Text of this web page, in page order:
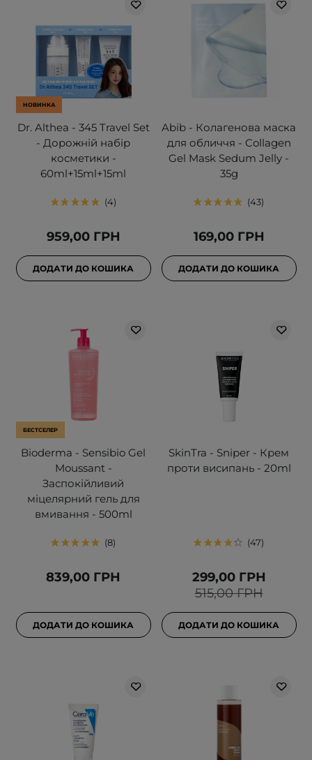
НОВИНКА
Dr. Althea - 345 Travel Set
- Дорожній набір
косметики -
60ml+15ml+15ml
4
959,00 ГРН
ДОДАТИ ДО КОШИКА
Abib - Колагенова маска
для обличчя - Collagen
Gel Mask Sedum Jelly -
35g
43
169,00 ГРН
ДОДАТИ ДО КОШИКА
БЕСТСЕЛЕР
Bioderma - Sensibio Gel
Moussant -
Заспокійливий
міцелярний гель для
вмивання - 500ml
8
839,00 ГРН
ДОДАТИ ДО КОШИКА
SkinTra - Sniper - Крем
проти висипань - 20ml
47
515,00 ГРН
299,00 ГРН
ДОДАТИ ДО КОШИКА